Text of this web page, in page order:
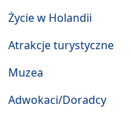
Życie w Holandii
Atrakcje turystyczne
Muzea
Adwokaci/Doradcy